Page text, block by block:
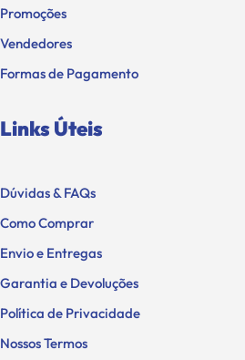
Promoções
Vendedores
Formas de Pagamento
Links Úteis
Dúvidas & FAQs
Como Comprar
Envio e Entregas
Garantia e Devoluções
Política de Privacidade
Nossos Termos